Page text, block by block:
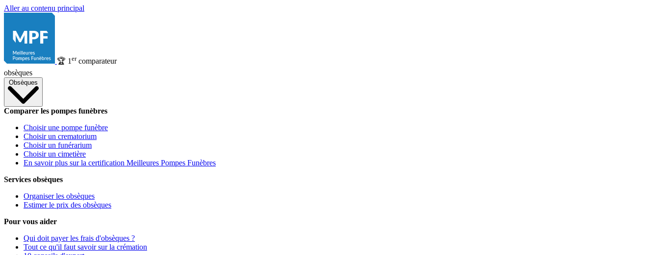
Aller au contenu principal
🏆 1 ercomparateur
obsèques
Obsèques
Comparer les pompes funèbres
Choisir une pompe funèbre
Choisir un crematorium
Choisir un funérarium
Choisir un cimetière
En savoir plus sur la certification Meilleures Pompes Funèbres
Services obsèques
Organiser les obsèques
Estimer le prix des obsèques
Pour vous aider
Qui doit payer les frais d'obsèques ?
Tout ce qu'il faut savoir sur la crémation